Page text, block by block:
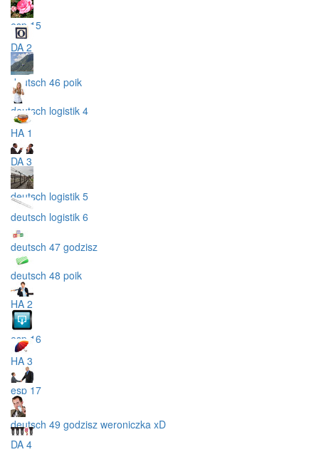
esp 15
DA 2
deutsch 46 poik
deutsch logistik 4
HA 1
DA 3
deutsch logistik 5
deutsch logistik 6
deutsch 47 godzisz
deutsch 48 poik
HA 2
esp 16
HA 3
esp 17
deutsch 49 godzisz weroniczka xD
DA 4